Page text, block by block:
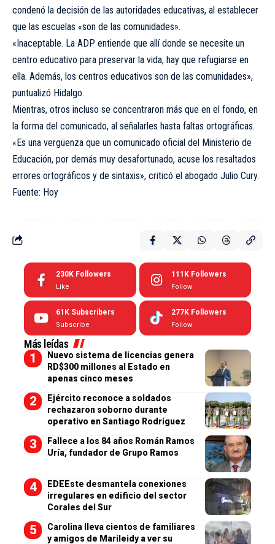
condenó la decisión de las autoridades educativas, al establecer
que las escuelas «son de las comunidades».
«Inaceptable. La ADP entiende que allí donde se necesite un
centro educativo para preservar la vida, hay que refugiarse en
ella. Además, los centros educativos son de las comunidades»,
puntualizó Hidalgo.
Mientras, otros incluso se concentraron más que en el fondo, en
la forma del comunicado, al señalarles hasta faltas ortográficas.
«Es una vergüenza que un comunicado oficial del Ministerio de
Educación, por demás muy desafortunado, acuse los resaltados
errores ortográficos y de sintaxis», criticó el abogado Julio Cury.
Fuente: Hoy
230K Followers
Like
111K Followers
Follow
61K Subscribers
Subscribe
277K Followers
Follow
Más leídas
Nuevo sistema de licencias genera
RD$300 millones al Estado en
apenas cinco meses
Ejército reconoce a soldados
rechazaron soborno durante
operativo en Santiago Rodríguez
Fallece a los 84 años Román Ramos
Uría, fundador de Grupo Ramos
EDEEste desmantela conexiones
irregulares en edificio del sector
Corales del Sur
Carolina lleva cientos de familiares
y amigos de Marileidy a ver su